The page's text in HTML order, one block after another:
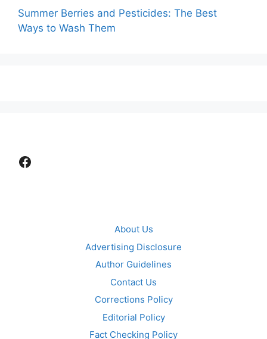
Summer Berries and Pesticides: The Best
Ways to Wash Them
Facebook
About Us
Advertising Disclosure
Author Guidelines
Contact Us
Corrections Policy
Editorial Policy
Fact Checking Policy